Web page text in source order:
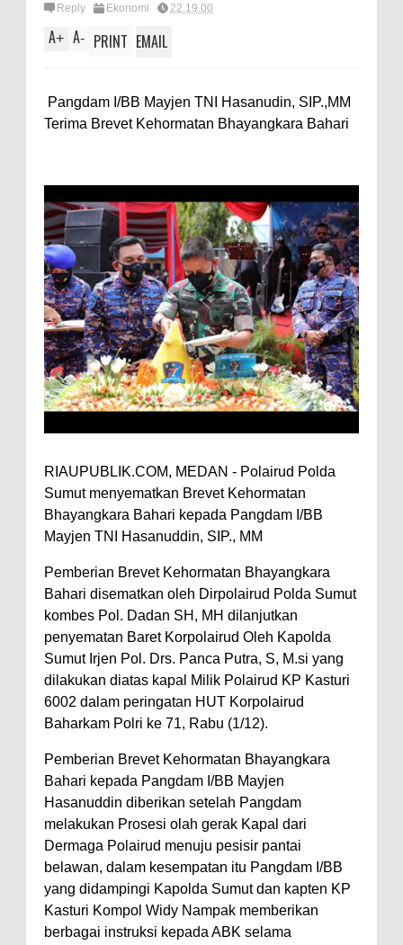
Reply Ekonomi 22.19.00
A+ A- PRINT EMAIL
Pangdam I/BB Mayjen TNI Hasanudin, SIP.,MM
Terima Brevet Kehormatan Bhayangkara Bahari
RIAUPUBLIK.COM, MEDAN - Polairud Polda
Sumut menyematkan Brevet Kehormatan
Bhayangkara Bahari kepada Pangdam I/BB
Mayjen TNI Hasanuddin, SIP., MM
Pemberian Brevet Kehormatan Bhayangkara
Bahari disematkan oleh Dirpolairud Polda Sumut
kombes Pol. Dadan SH, MH dilanjutkan
penyematan Baret Korpolairud Oleh Kapolda
Sumut Irjen Pol. Drs. Panca Putra, S, M.si yang
dilakukan diatas kapal Milik Polairud KP Kasturi
6002 dalam peringatan HUT Korpolairud
Baharkam Polri ke 71, Rabu (1/12).
Pemberian Brevet Kehormatan Bhayangkara
Bahari kepada Pangdam I/BB Mayjen
Hasanuddin diberikan setelah Pangdam
melakukan Prosesi olah gerak Kapal dari
Dermaga Polairud menuju pesisir pantai
belawan, dalam kesempatan itu Pangdam I/BB
yang didampingi Kapolda Sumut dan kapten KP
Kasturi Kompol Widy Nampak memberikan
berbagai instruksi kepada ABK selama